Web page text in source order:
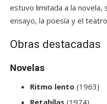
estuvo limitada a la novela,
ensayo, la poesía y el
Obras destacadas
Novelas
Ritmo lento (1963)
Retahílas (1974)